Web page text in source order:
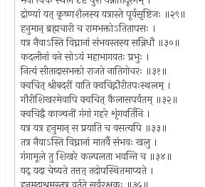
द्रोण्यां यत् कृष्णशैलस्य यत्रास्ते पूर्वसृष्टिजः ॥२९॥
हनुमान् ब्रह्मचारी च रामभक्तोऽतितापसः ।
यत्र नैवाऽस्ति विघ्नानां संभवस्तस्य सन्निधौ ॥३०॥
कदलीनां वने सोऽयं महाभागवतः प्रभुः ।
नित्यं सीतादासभक्तो राजते नातिगोचरः ॥३१॥
क्वचित् श्रीबदरीं याति क्वचिद्गौरीतपःस्थलम् ।
गौरीशिखरमेवापि क्वचित् कैलासपर्वतम् ॥३२॥
क्वचिद्वै काञ्चनीं गंगां गहरे शृंगवर्तिनि ।
यत्र यत्र हनुमान् स प्रयाति च वसत्यपि ॥३३॥
तत्र नैवाऽस्ति विघ्नानां मातर्वै संभवः खलु ।
गंगामूले तु शिखरे कल्पलता भवन्ति च ॥३४॥
यद् यदा चेष्यते तत्तत् तदोपस्थितमाप्यते ।